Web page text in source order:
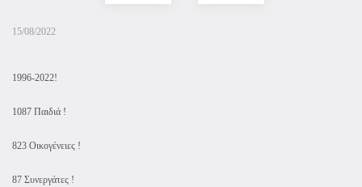
15/08/2022
1996-2022!
1087 Παιδιά !
823 Οικογένειες !
87 Συνεργάτες !